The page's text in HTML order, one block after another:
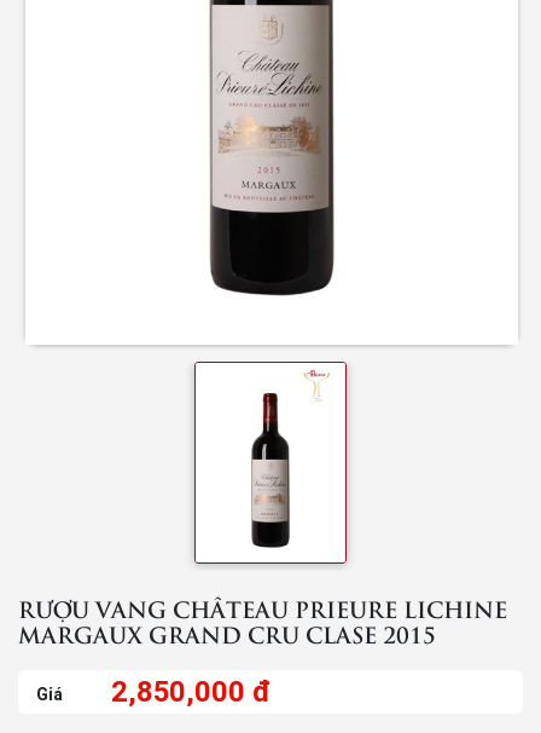
RƯỢU VANG CHÂTEAU PRIEURE LICHINE
MARGAUX GRAND CRU CLASE 2015
Giá 2,850,000 đ